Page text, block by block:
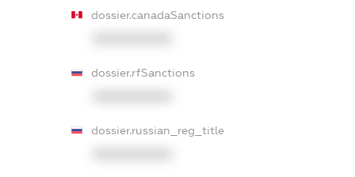
dossier.canadaSanctions
dossier.rfSanctions
dossier.russian_reg_title